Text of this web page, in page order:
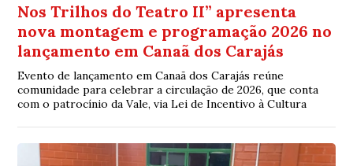
Nos Trilhos do Teatro II” apresenta
nova montagem e programação 2026 no
lançamento em Canaã dos Carajás
Evento de lançamento em Canaã dos Carajás reúne
comunidade para celebrar a circulação de 2026, que conta
com o patrocínio da Vale, via Lei de Incentivo à Cultura